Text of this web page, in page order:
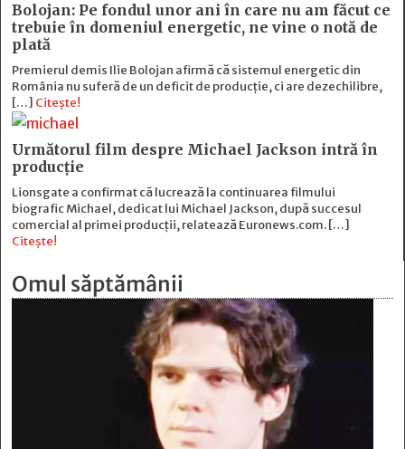
Bolojan: Pe fondul unor ani în care nu am făcut ce
trebuie în domeniul energetic, ne vine o notă de
plată
Premierul demis Ilie Bolojan afirmă că sistemul energetic din
România nu suferă de un deficit de producţie, ci are dezechilibre,
[…] Citește!
Următorul film despre Michael Jackson intră în
producție
Lionsgate a confirmat că lucrează la continuarea filmului
biografic Michael, dedicat lui Michael Jackson, după succesul
comercial al primei producții, relatează Euronews.com. […]
Citește!
Omul săptămânii